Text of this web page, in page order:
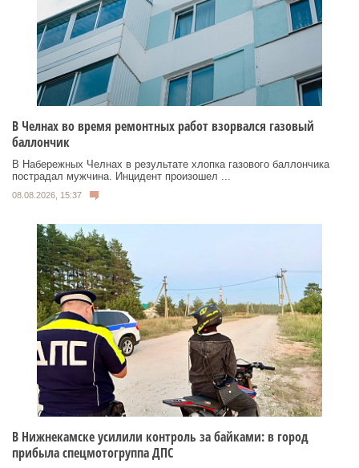
В Челнах во время ремонтных работ взорвался газовый
баллончик
В Набережных Челнах в результате хлопка газового баллончика
пострадал мужчина. Инцидент произошел ...
08.08.2026, 15:37
В Нижнекамске усилили контроль за байками: в город
прибыла спецмотогруппа ДПС